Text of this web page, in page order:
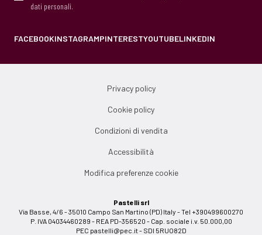
dati personali.
FACEBOOKINSTAGRAMPINTERESTYOUTUBELINKEDIN
Privacy policy
Cookie policy
Condizioni di vendita
Accessibilità
Modifica preferenze cookie
Pastelli srl
Via Basse, 4/6 - 35010 Campo San Martino (PD) Italy - Tel +390499600270
P. IVA 04034460289 - REA PD-356520 - Cap. sociale i.v. 50.000,00
PEC pastelli@pec.it- SDI 5RUO82D